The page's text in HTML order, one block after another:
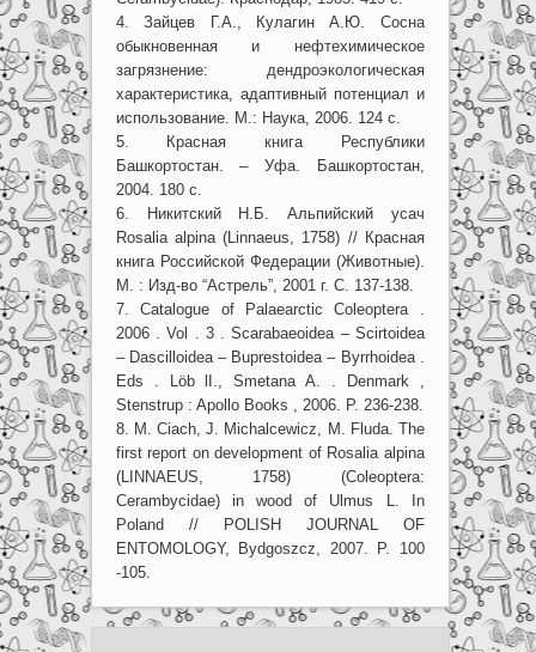
4. Зайцев Г.А., Кулагин А.Ю. Сосна
обыкновенная и нефтехимическое
загрязнение: дендроэкологическая
характеристика, адаптивный потенциал и
использование. М.: Наука, 2006. 124 с.
5. Красная книга Республики
Башкортостан. – Уфа. Башкортостан,
2004. 180 с.
6. Никитский Н.Б. Альпийский усач
Rosalia alpina (Linnaeus, 1758) // Красная
книга Российской Федерации (Животные).
М. : Изд-во “Астрель”, 2001 г. С. 137-138.
7. Catalogue of Palaearctic Coleoptera .
2006 . Vol . 3 . Scarabaeoidea – Scirtoidea
– Dascilloidea – Buprestoidea – Byrrhoidea .
Eds . Löb lI., Smetana A. . Denmark ,
Stenstrup : Apollo Books , 2006. P. 236-238.
8. M. Ciach, J. Michalcewicz, M. Fluda. The
first report on development of Rosalia alpina
(LINNAEUS, 1758) (Coleoptera:
Cerambycidae) in wood of Ulmus L. In
Poland // POLISH JOURNAL OF
ENTOMOLOGY, Bydgoszcz, 2007. P. 100
-105.